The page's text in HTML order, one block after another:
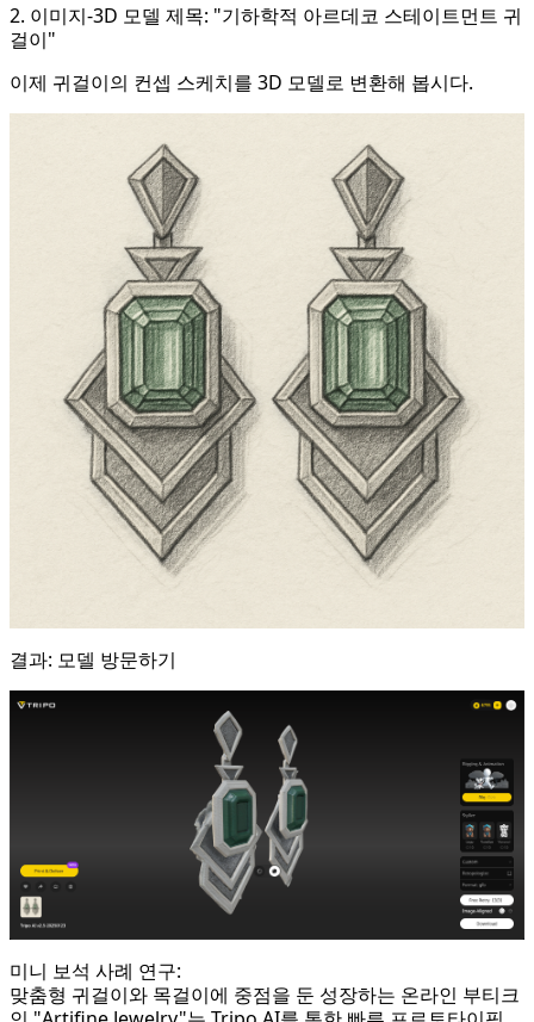
2. 이미지-3D 모델 제목: "기하학적 아르데코 스테이트먼트 귀
걸이"
이제 귀걸이의 컨셉 스케치를 3D 모델로 변환해 봅시다.
결과: 모델 방문하기
미니 보석 사례 연구:
맞춤형 귀걸이와 목걸이에 중점을 둔 성장하는 온라인 부티크